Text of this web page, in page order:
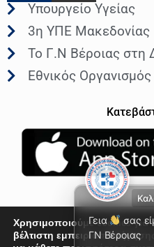
Υπουργείο Υγείας
3η ΥΠΕ Μακεδονίας
Το Γ.Ν Βέροιας στη
Εθνικός
Γεια
σας
ΓΝ Βέροιας
Χρησιμοποιούμε cookies
βέλτιστη εμπειρία